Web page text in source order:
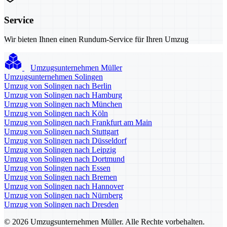
Service
Wir bieten Ihnen einen Rundum-Service für Ihren Umzug
Umzugsunternehmen Müller
Umzugsunternehmen Solingen
Umzug von Solingen nach Berlin
Umzug von Solingen nach Hamburg
Umzug von Solingen nach München
Umzug von Solingen nach Köln
Umzug von Solingen nach Frankfurt am Main
Umzug von Solingen nach Stuttgart
Umzug von Solingen nach Düsseldorf
Umzug von Solingen nach Leipzig
Umzug von Solingen nach Dortmund
Umzug von Solingen nach Essen
Umzug von Solingen nach Bremen
Umzug von Solingen nach Hannover
Umzug von Solingen nach Nürnberg
Umzug von Solingen nach Dresden
© 2026 Umzugsunternehmen Müller. Alle Rechte vorbehalten.